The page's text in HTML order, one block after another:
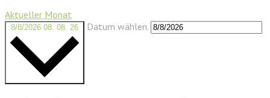
Aktueller Monat
8/8/2026 08. 08. 26 Datum wählen.